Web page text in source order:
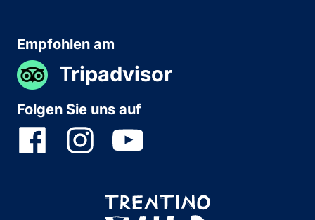
Empfohlen am
Tripadvisor
Folgen Sie uns auf